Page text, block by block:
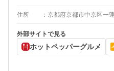
住所 京都府京都市中京区一
外部サイトで見る
ホットペッパーグルメ